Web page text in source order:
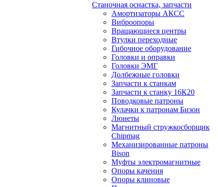
Станочная оснастка, запчасти
Амортизаторы АКСС
Виброопоры
Вращающиеся центры
Втулки переходные
Гибочное оборудование
Головки и оправки
Головки ЭМГ
Долбежные головки
Запчасти к станкам
Запчасти к станку 16К20
Поводковые патроны
Кулачки к патронам Бизон
Люнеты
Магнитный стружкосборщик
Chipmag
Механизированные патроны
Bison
Муфты электромагнитные
Опоры качения
Опоры клиновые